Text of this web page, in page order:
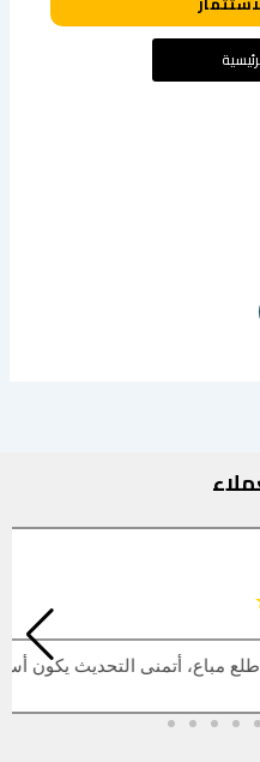
أتمنى التحديث يكون أسرع